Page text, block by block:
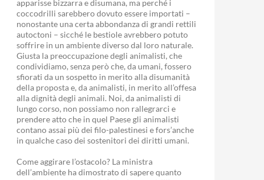
apparisse bizzarra e disumana, ma perché i
coccodrilli sarebbero dovuto essere importati –
nonostante una certa abbondanza di grandi rettili
autoctoni – sicché le bestiole avrebbero potuto
soffrire in un ambiente diverso dal loro naturale.
Giusta la preoccupazione degli animalisti, che
condividiamo, senza però che, da umani, fossero
sfiorati da un sospetto in merito alla disumanità
della proposta e, da animalisti, in merito all’offesa
alla dignità degli animali. Noi, da animalisti di
lungo corso, non possiamo non rallegrarci e
prendere atto che in quel Paese gli animalisti
contano assai più dei filo-palestinesi e fors’anche
in qualche caso dei sostenitori dei diritti umani.
Come aggirare l’ostacolo? La ministra
dell’ambiente ha dimostrato di sapere quanto